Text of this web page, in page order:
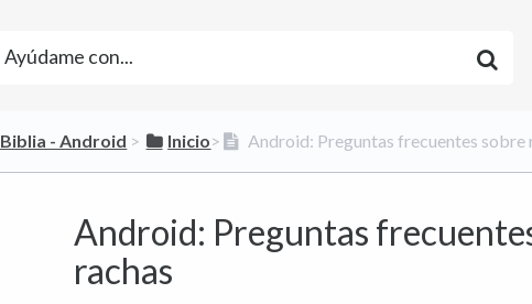
​Biblia - Android ​ > ​ ​Inicio​>​ Android: Preguntas frecuentes sobre
Android: Preguntas
rachas